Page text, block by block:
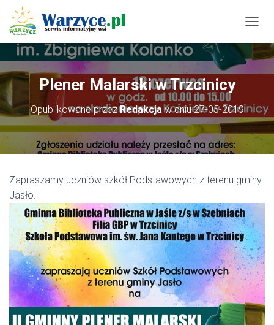
R
Z
Z
N
A
A
J
Ę
Plener Malarski w Trzcinicy
Opublikowane przezRedakcjaw dniu27-05-2019
Zapraszamy uczniów szkół Podstawowych z terenu gminy
Jasło.